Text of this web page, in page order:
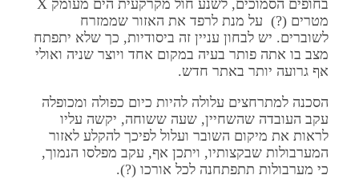
בחופים הסמוכים, לשנע חול מקרקעית הים מעומק X
מטרים (?) על מנת לרפד את האזור שממזרח
לשוברים. יש לבחון עניין זה ביסודיות, כך שלא יתפתח
מצב בו אתה פותר בעיה במקום אחד ויוצר שניה ואולי
אף גרועה יותר באתר חדש.
הסכנה למתרחצים עלולה להיות כיום כפולה ומכופלה
עקב העובדה שהשחיין, שעה ששוחה, יקשה עליו
לראות את מיקום השובר ועלול לפיכך להקלע לאזור
המערבולות שבקצותיו, ויתכן אף, עקב מפלסו הנמוך,
כי מערבולות תתפתחנה לכל אורכו (?).